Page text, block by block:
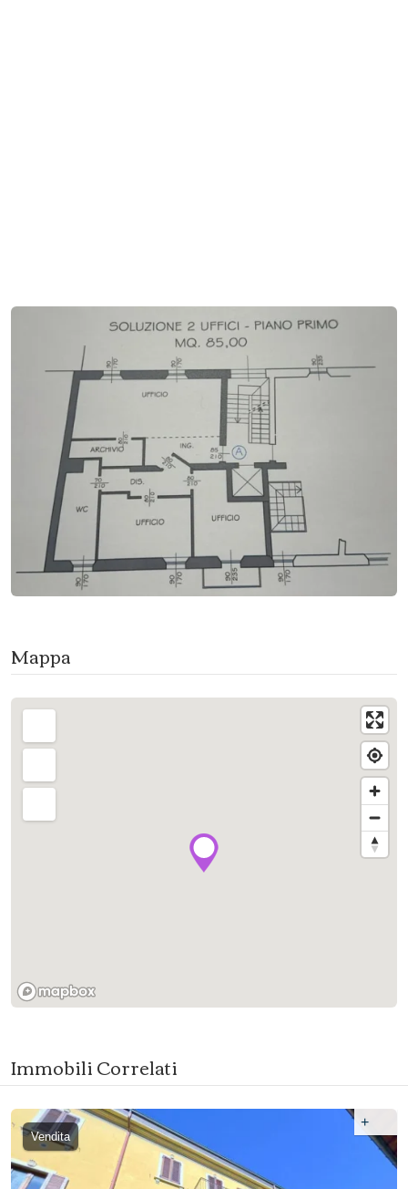
Mappa
Immobili Correlati
Vendita
+